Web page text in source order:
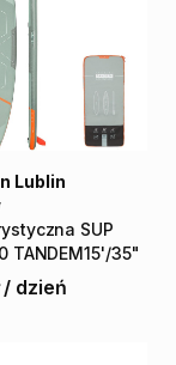
SUP
TANDEM15'​/​35"
Lublin
/ dzień